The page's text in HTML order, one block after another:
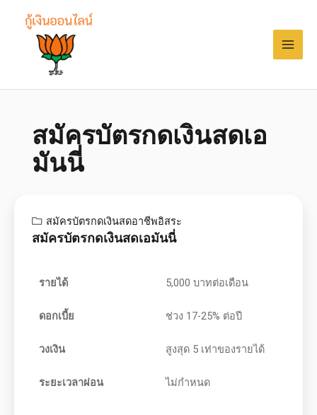
สมัครบัตรกดเงินสดเอ
มันนี่
สมัครบัตรกดเงินสดอาชีพอิสระ
สมัครบัตรกดเงินสดเอมันนี่
รายได้ 5,000 บาทต่อเดือน
ดอกเบี้ย ช่วง 17-25% ต่อปี
วงเงิน สูงสุด 5 เท่าของรายได้
ระยะเวลาผ่อน ไม่กำหนด